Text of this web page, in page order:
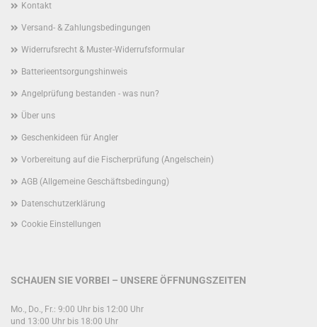
Kontakt
Versand- & Zahlungsbedingungen
Widerrufsrecht & Muster-Widerrufsformular
Batterieentsorgungshinweis
Angelprüfung bestanden - was nun?
Über uns
Geschenkideen für Angler
Vorbereitung auf die Fischerprüfung (Angelschein)
AGB (Allgemeine Geschäftsbedingung)
Datenschutzerklärung
Cookie Einstellungen
SCHAUEN SIE VORBEI – UNSERE ÖFFNUNGSZEITEN
Mo., Do., Fr.: 9:00 Uhr bis 12:00 Uhr
und 13:00 Uhr bis 18:00 Uhr